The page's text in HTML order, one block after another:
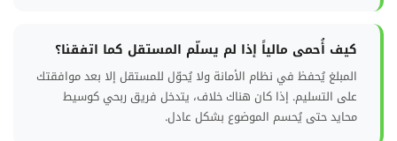
كيف أُحمى مالياً إذا لم يسلّم المستقل كما اتفقنا؟
المبلغ يُحفظ في نظام الأمانة ولا يُحوّل للمستقل إلا بعد موافقتك
على التسليم. إذا كان هناك خلاف، يتدخل فريق ربحي كوسيط
محايد حتى يُحسم الموضوع بشكل عادل.